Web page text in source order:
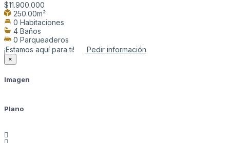
$11.900.000
250.00m²
0 Habitaciones
4 Baños
0 Parqueaderos
¡Estamos aquí para ti!
Pedir información
×
Imagen
Plano